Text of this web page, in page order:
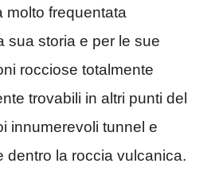
molto frequentata
sua storia e per le sue
rocciose totalmente
trovabili in altri punti del
innumerevoli tunnel e
dentro la roccia vulcanica.